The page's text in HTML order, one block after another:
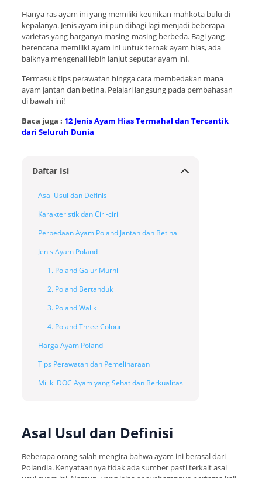
Hanya ras ayam ini yang memiliki keunikan mahkota bulu di
kepalanya. Jenis ayam ini pun dibagi lagi menjadi beberapa
varietas yang harganya masing-masing berbeda. Bagi yang
berencana memiliki ayam ini untuk ternak ayam hias, ada
baiknya mengenali lebih lanjut seputar ayam ini.
Termasuk tips perawatan hingga cara membedakan mana
ayam jantan dan betina. Pelajari langsung pada pembahasan
di bawah ini!
Baca juga : 12 Jenis Ayam Hias Termahal dan Tercantik
dari Seluruh Dunia
Daftar Isi
Asal Usul dan Definisi
Karakteristik dan Ciri-ciri
Perbedaan Ayam Poland Jantan dan Betina
Jenis Ayam Poland
1. Poland Galur Murni
2. Poland Bertanduk
3. Poland Walik
4. Poland Three Colour
Harga Ayam Poland
Tips Perawatan dan Pemeliharaan
Miliki DOC Ayam yang Sehat dan Berkualitas
Asal Usul dan Definisi
Beberapa orang salah mengira bahwa ayam ini berasal dari
Polandia. Kenyataannya tidak ada sumber pasti terkait asal